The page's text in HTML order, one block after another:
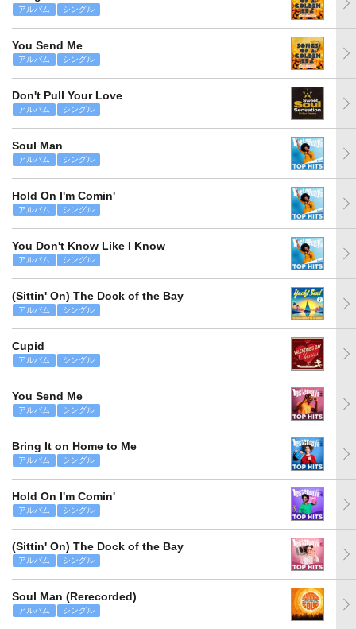
アルバム シングル
You Send Me
アルバム シングル
Don't Pull Your Love
アルバム シングル
Soul Man
アルバム シングル
Hold On I'm Comin'
アルバム シングル
You Don't Know Like I Know
アルバム シングル
(Sittin' On) The Dock of the Bay
アルバム シングル
Cupid
アルバム シングル
You Send Me
アルバム シングル
Bring It on Home to Me
アルバム シングル
Hold On I'm Comin'
アルバム シングル
(Sittin' On) The Dock of the Bay
アルバム シングル
Soul Man (Rerecorded)
アルバム シングル